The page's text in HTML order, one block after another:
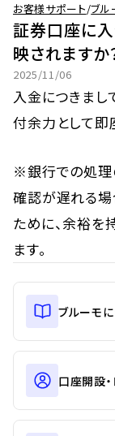
お客様サポート/ブル
証券口座に入
映されますか
2025/11/06
入金につきまし
付余力として即
※銀行での処理
確認が遅れる場
ために、余裕を
ます。
ブルーモ
口座開設